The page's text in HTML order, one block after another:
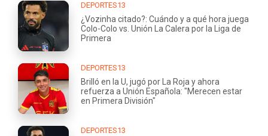
DEPORTES13
¿Vozinha citado?: Cuándo y a qué hora juega
Colo-Colo vs. Unión La Calera por la Liga de
Primera
DEPORTES13
Brilló en la U, jugó por La Roja y ahora
refuerza a Unión Española: "Merecen estar
en Primera División"
DEPORTES13